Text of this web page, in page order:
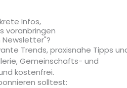
Infos,
voranbringen
Newsletter"?
Trends, praxisnahe Tipps
Gemeinschafts- und
kostenfrei.
solltest: